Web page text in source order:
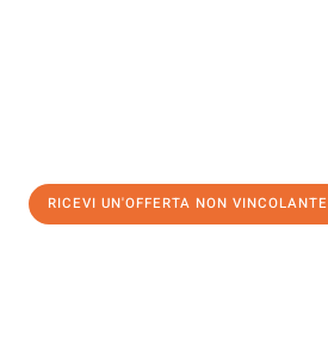
RICEVI UN'OFFERTA NON VINCOLANTE